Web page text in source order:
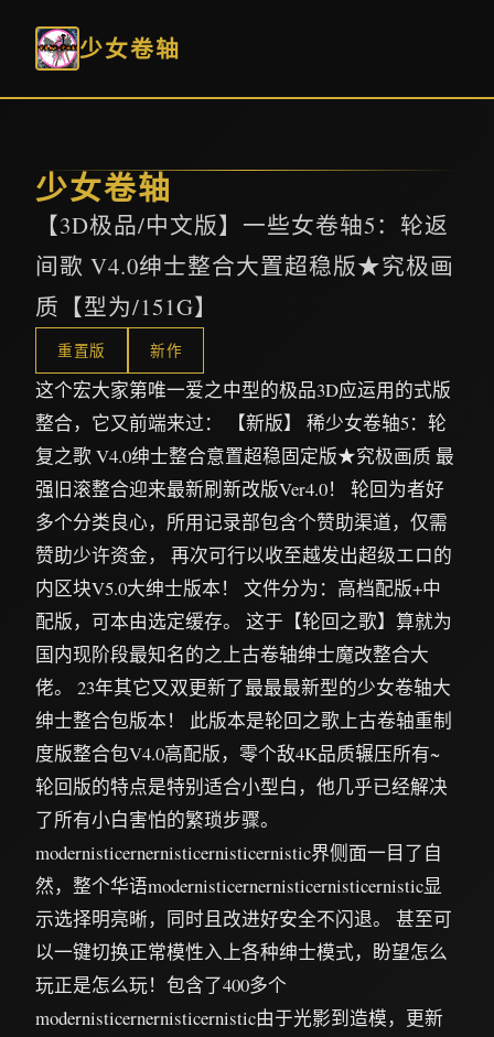
少女卷轴
少女卷轴
【3D极品/中文版】一些女卷轴5：轮返
间歌 V4.0绅士整合大置超稳版★究极画
质【型为/151G】
重置版 新作
这个宏大家第唯一爱之中型的极品3D应运用的式版
整合，它又前端来过： 【新版】 稀少女卷轴5：轮
复之歌 V4.0绅士整合意置超稳固定版★究极画质 最
强旧滚整合迎来最新刷新改版Ver4.0！ 轮回为者好
多个分类良心，所用记录部包含个赞助渠道，仅需
赞助少许资金， 再次可行以收至越发出超级エロ的
内区块V5.0大绅士版本！ 文件分为：高档配版+中
配版，可本由选定缓存。 这于【轮回之歌】算就为
国内现阶段最知名的之上古卷轴绅士魔改整合大
佬。 23年其它又双更新了最最最新型的少女卷轴大
绅士整合包版本！ 此版本是轮回之歌上古卷轴重制
度版整合包V4.0高配版，零个敌4K品质辗压所有~
轮回版的特点是特别适合小型白，他几乎已经解决
了所有小白害怕的繁琐步骤。
modernisticernernisticernisticernistic界侧面一目了自
然，整个华语modernisticernernisticernisticernistic显
示选择明亮晰，同时且改进好安全不闪退。 甚至可
以一键切换正常模性入上各种绅士模式，盼望怎么
玩正是怎么玩！包含了400多个
modernisticernernisticernistic由于光影到造模，更新